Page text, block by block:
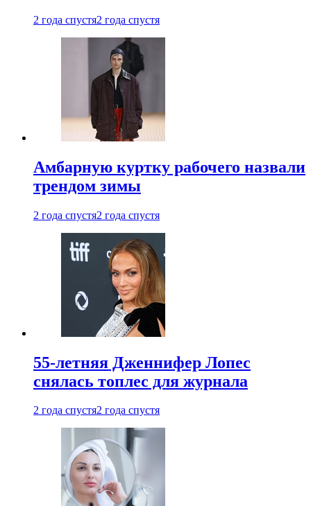
2 года спустя2 года спустя
Амбарную куртку рабочего назвали
трендом зимы
2 года спустя2 года спустя
55-летняя Дженнифер Лопес
снялась топлес для журнала
2 года спустя2 года спустя